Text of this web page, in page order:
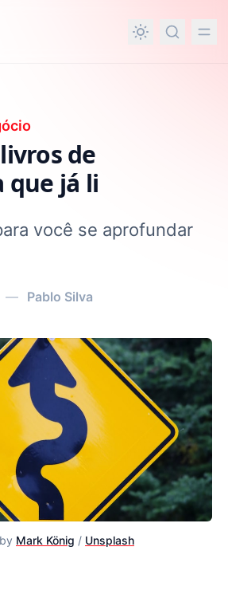
de
que já li
você se aprofundar
— Pablo Silva
Mark König / Unsplash